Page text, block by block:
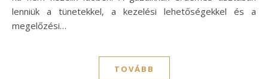
lenniük a tünetekkel, a kezelési lehetőségekkel és a
megelőzési…
TOVÁBB